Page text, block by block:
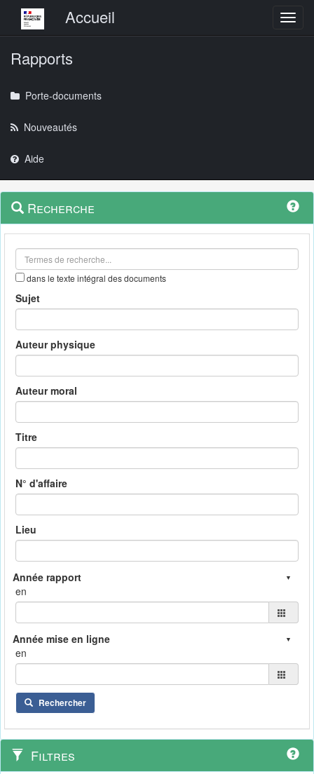
Menu principalAccueil
Rapports
Porte-documents
Nouveautés
Aide
Navigation
outils
Menu
contextuel
Recherche
dans le texte intégral des documents
Sujet
Auteur physique
Auteur moral
Titre
N° d'affaire
Lieu
en
en
Rechercher
Filtres